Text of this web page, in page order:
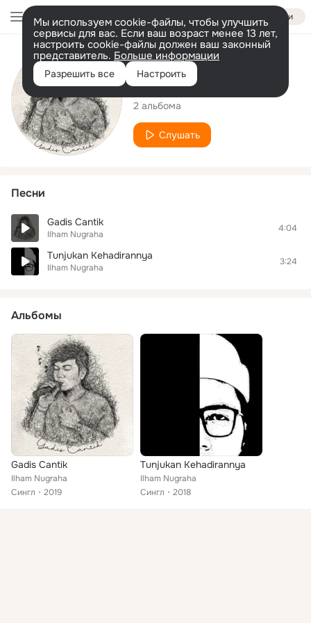
Войти
Мы используем cookie-файлы, чтобы улучшить
сервисы для вас. Если ваш возраст менее 13 лет,
настроить cookie-файлы должен ваш законный
представитель. Больше информации
Разрешить все Настроить
Исполнитель
Ilham Nugraha
2 альбома
Слушать
Песни
Gadis Cantik
Ilham Nugraha
4:04
Tunjukan Kehadirannya
Ilham Nugraha
3:24
Альбомы
Gadis Cantik
Ilham Nugraha
Сингл
2019
Tunjukan Kehadirannya
Ilham Nugraha
Сингл
2018